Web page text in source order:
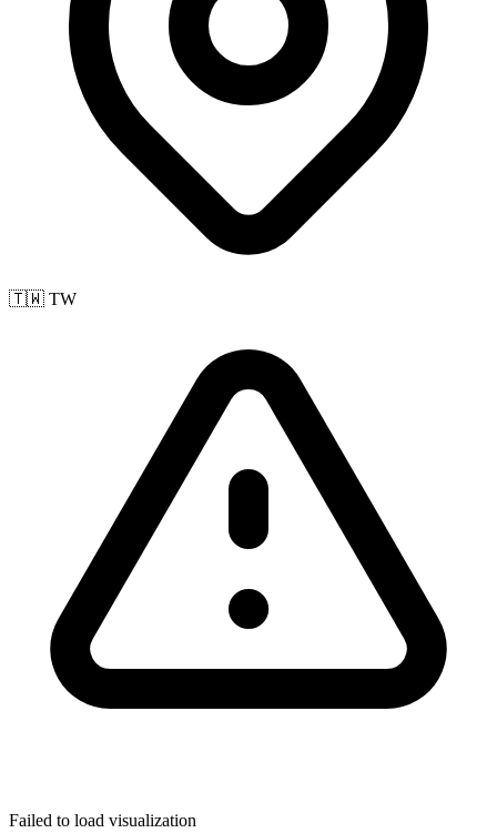
🇹🇼 TW
Failed to load visualization